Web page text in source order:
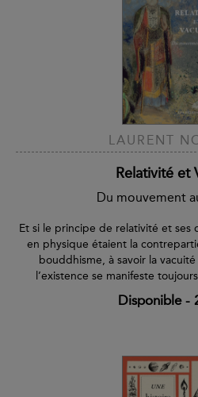
LAURENT
Relativité et
Du mouvement
Et si le principe de relativité et
en physique étaient la
bouddhisme, à savoir la
l’existence se manifeste
Disponible-